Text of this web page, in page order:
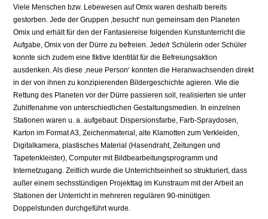
Viele Menschen bzw. Lebewesen auf Omix waren deshalb bereits
gestorben. Jede der Gruppen ‚besucht‘ nun gemeinsam den Planeten
Omix und erhält für den der Fantasiereise folgenden Kunstunterricht die
Aufgabe, Omix von der Dürre zu befreien. Jede/r Schülerin oder Schüler
konnte sich zudem eine fiktive Identität für die Befreiungsaktion
ausdenken. Als diese ‚neue Person‘ konnten die Heranwachsenden direkt
in der von ihnen zu konzipierenden Bildergeschichte agieren. Wie die
Rettung des Planeten vor der Dürre passieren soll, realisierten sie unter
Zuhilfenahme von unterschiedlichen Gestaltungsmedien. In einzelnen
Stationen waren u. a. aufgebaut: Dispersionsfarbe, Farb-Spraydosen,
Karton im Format A3, Zeichenmaterial, alte Klamotten zum Verkleiden,
Digitalkamera, plastisches Material (Hasendraht, Zeitungen und
Tapetenkleister), Computer mit Bildbearbeitungsprogramm und
Internetzugang. Zeitlich wurde die Unterrichtseinheit so strukturiert, dass
außer einem sechsstündigen Projekttag im Kunstraum mit der Arbeit an
Stationen der Unterricht in mehreren regulären 90-minütigen
Doppelstunden durchgeführt wurde.